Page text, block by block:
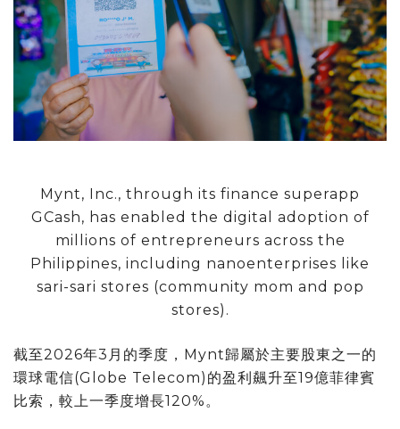
Mynt, Inc., through its finance superapp
GCash, has enabled the digital adoption of
millions of entrepreneurs across the
Philippines, including nanoenterprises like
sari-sari stores (community mom and pop
stores).
截至2026年3月的季度，Mynt歸屬於主要股東之一的
環球電信(Globe Telecom)的盈利飆升至19億菲律賓
比索，較上一季度增長120%。